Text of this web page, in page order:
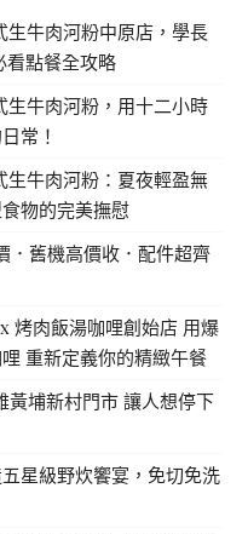
牛肉河粉中原店，學長
看點餐全攻略
牛肉河粉，用十二小時
常！
牛肉河粉：夏夜輕盈無
物的完美撫慰
．舊機高價收．配件超齊
烤肉飯湯咖哩創始店 用爆
重新定義你的精緻午餐
黃埔新村門市 讓人想停下
星級野炊饗宴，免切免洗